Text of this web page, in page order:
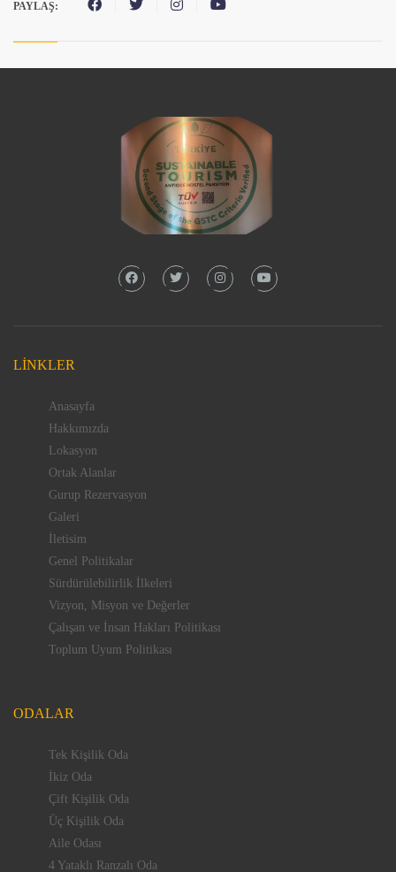
PAYLAŞ:
LINKLER
Anasayfa
Hakkımızda
Lokasyon
Ortak Alanlar
Gurup Rezervasyon
Galeri
İletisim
Genel Politikalar
Sürdürülebilirlik İlkeleri
Vizyon, Misyon ve Değerler
Çalışan ve İnsan Hakları Politikası
Toplum Uyum Politikası
ODALAR
Tek Kişilik Oda
İkiz Oda
Çift Kişilik Oda
Üç Kişilik Oda
Aile Odası
4 Yataklı Ranzalı Oda